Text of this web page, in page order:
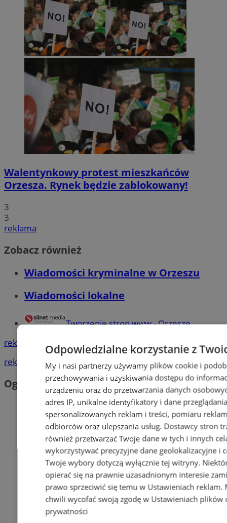
Walentynkowy protest mieszkańców
Orzesza. Rynek będzie zablokowany!
3
3
reklama
Zobacz również
Wiadomości kryminalne w Orzeszu
Wiadomości lokalne
Tworzenie stron www - Orzesze
reklama
reklama
Ogłoszenia
Odpowiedzialne korzystanie z
My i nasi partnerzy używamy plików cookie i
przechowywania i uzyskiwania dostępu do
urządzeniu oraz do przetwarzania danych
adres IP, unikalne identyfikatory i dane
spersonalizowanych reklam i treści, pomiaru
odbiorców oraz ulepszania usług. Dostawcy stron
również przetwarzać Twoje dane w tych i innych
wykorzystywać precyzyjne dane geolokalizacyjne i
Twoje wybory dotyczą wyłącznie tej witryny.
opierać się na prawnie uzasadnionym interesie
prawo sprzeciwić się temu w Ustawieniach reklam.
chwili wycofać swoją zgodę w Ustawieniach plików
prywatności